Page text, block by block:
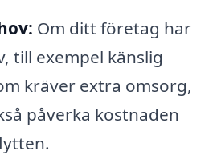
Om ditt företag har
till exempel känslig
kräver extra omsorg,
påverka kostnaden